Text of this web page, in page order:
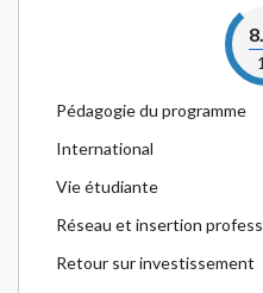
Pédagogie du programme
International
Vie étudiante
Réseau et insertion
Retour sur investissement